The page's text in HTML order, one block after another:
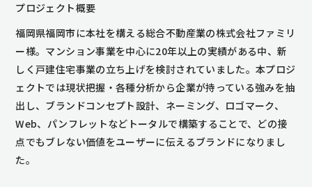
プロジェクト概要
福岡県福岡市に本社を構える総合不動産業の株式会社ファミリ
ー様。マンション事業を中心に20年以上の実績がある中、新
しく戸建住宅事業の立ち上げを検討されていました。本プロジ
ェクトでは現状把握・各種分析から企業が持っている強みを抽
出し、ブランドコンセプト設計、ネーミング、ロゴマーク、
Web、パンフレットなどトータルで構築することで、どの接
点でもブレない価値をユーザーに伝えるブランドになりまし
た。